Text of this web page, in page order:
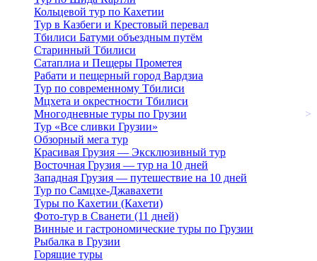
Кольцевой тур по Кахетии
Тур в Казбеги и Крестовый перевал
Тбилиси Батуми объездным путём
Старинный Тбилиси
Сатаплиа и Пещеры Прометея
Рабати и пещерный город Вардзиа
Тур по современному Тбилиси
Мцхета и окрестности Тбилиси
Многодневные туры по Грузии
>
Тур «Все сливки Грузии»
Обзорный мега тур
Красивая Грузия — Эксклюзивный тур
Восточная Грузия — тур на 10 дней
Западная Грузия — путешествие на 10 дней
Тур по Самцхе-Джавахети
Туры по Кахетии (Кахети)
Фото-тур в Сванети (11 дней)
Винные и гастрономические туры по Грузии
Рыбалка в Грузии
Горящие туры